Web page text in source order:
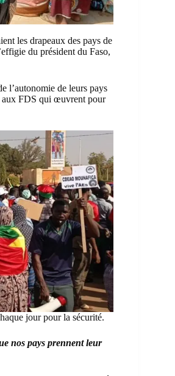
les drapeaux des pays de
du président du Faso,
l’autonomie de leurs pays
aux FDS qui œuvrent pour
jour pour la sécurité.
nos pays prennent leur